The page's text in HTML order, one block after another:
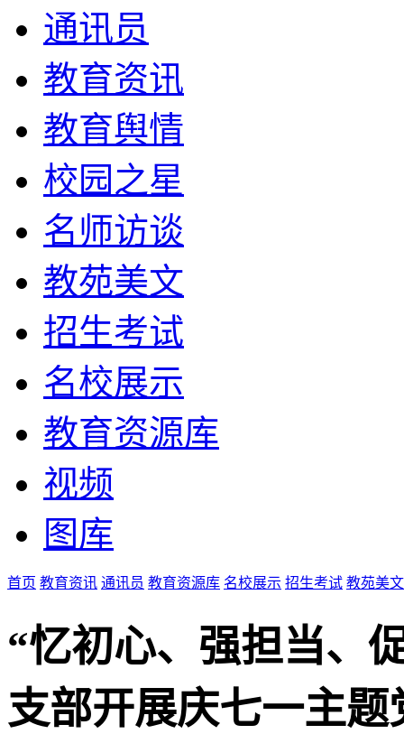
通讯员
教育资讯
教育舆情
校园之星
名师访谈
教苑美文
招生考试
名校展示
教育资源库
视频
图库
首页 教育资讯 通讯员 教育资源库 名校展示 招生考试 教苑美文
“忆初心、强担当、
支部开展庆七一主题